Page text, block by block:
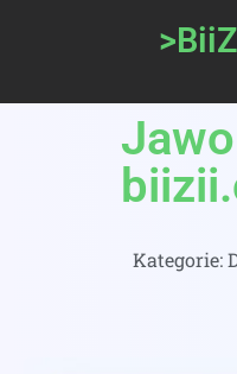
Kategorie: